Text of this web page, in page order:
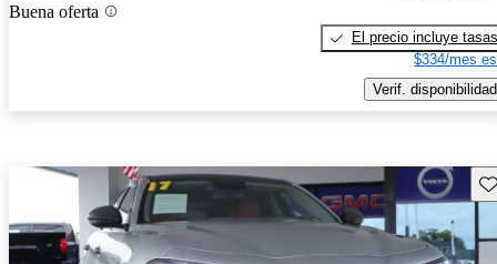
Buena oferta
El precio incluye tasas
$334/mes
Verif. disponibilidad